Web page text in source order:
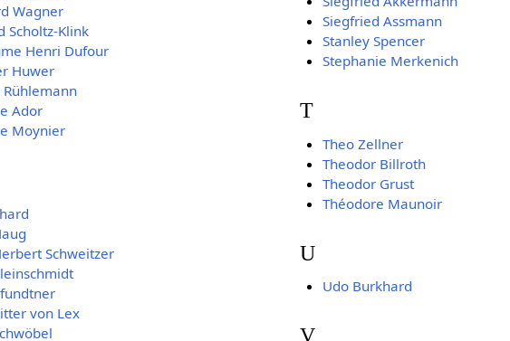
Wagner
Scholtz-Klink
Henri Dufour
Huwer
Rühlemann
Ador
Moynier
Schweitzer
von Lex
Siegfried Assmann
Stanley Spencer
Stephanie Merkenich
T
Theo Zellner
Theodor Billroth
Theodor Grust
Théodore Maunoir
U
Udo Burkhard
V